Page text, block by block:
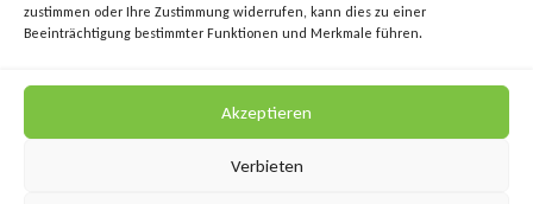
zustimmen oder Ihre Zustimmung widerrufen, kann dies zu einer
Beeinträchtigung bestimmter Funktionen und Merkmale führen.
Akzeptieren
Verbieten
KEEP IT SIMPLE.